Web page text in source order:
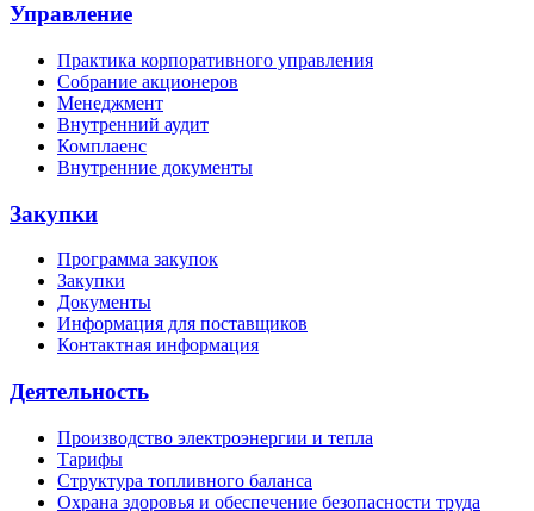
Управление
Практика корпоративного управления
Собрание акционеров
Менеджмент
Внутренний аудит
Комплаенс
Внутренние документы
Закупки
Программа закупок
Закупки
Документы
Информация для поставщиков
Контактная информация
Деятельность
Производство электроэнергии и тепла
Тарифы
Структура топливного баланса
Охрана здоровья и обеспечение безопасности труда